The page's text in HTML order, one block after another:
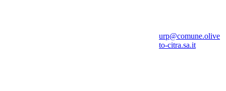
urp@comune.olive
to-citra.sa.it